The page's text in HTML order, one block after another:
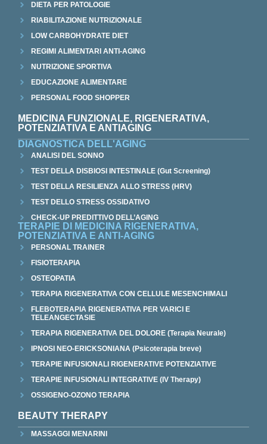
DIETA PER PATOLOGIE
RIABILITAZIONE NUTRIZIONALE
LOW CARBOHYDRATE DIET
REGIMI ALIMENTARI ANTI-AGING
NUTRIZIONE SPORTIVA
EDUCAZIONE ALIMENTARE
PERSONAL FOOD SHOPPER
MEDICINA FUNZIONALE, RIGENERATIVA,
POTENZIATIVA E ANTIAGING
DIAGNOSTICA DELL'AGING
ANALISI DEL SONNO
TEST DELLA DISBIOSI INTESTINALE (Gut Screening)
TEST DELLA RESILIENZA ALLO STRESS (HRV)
TEST DELLO STRESS OSSIDATIVO
CHECK-UP PREDITTIVO DELL’AGING
TERAPIE DI MEDICINA RIGENERATIVA,
POTENZIATIVA E ANTI-AGING
PERSONAL TRAINER
FISIOTERAPIA
OSTEOPATIA
TERAPIA RIGENERATIVA CON CELLULE MESENCHIMALI
FLEBOTERAPIA RIGENERATIVA PER VARICI E
TELEANGECTASIE
TERAPIA RIGENERATIVA DEL DOLORE (Terapia Neurale)
IPNOSI NEO-ERICKSONIANA (Psicoterapia breve)
TERAPIE INFUSIONALI RIGENERATIVE POTENZIATIVE
TERAPIE INFUSIONALI INTEGRATIVE (IV Therapy)
OSSIGENO-OZONO TERAPIA
BEAUTY THERAPY
MASSAGGI MENARINI